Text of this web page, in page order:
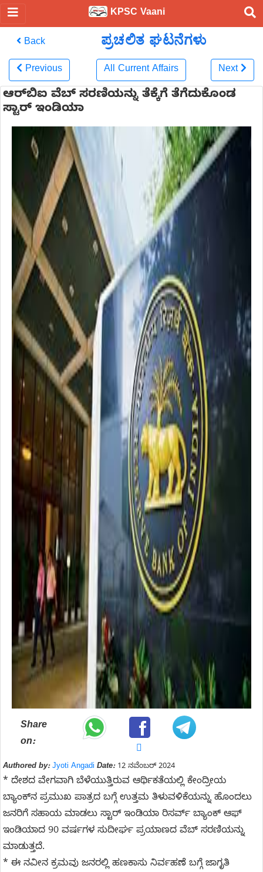
KPSC Vaani
Back ಪ್ರಚಲಿತ ಘಟನೆಗಳು
Previous All Current Affairs Next
ಆರ್‌ಬಿಐ ವೆಬ್ ಸರಣಿಯನ್ನು ತೆಕ್ಕೆಗೆ ತೆಗೆದುಕೊಂಡ
ಸ್ಟಾರ್ ಇಂಡಿಯಾ
Share
on:
Authored by: Jyoti Angadi Date:12 ನವೆಂಬರ್ 2024
* ದೇಶದ ವೇಗವಾಗಿ ಬೆಳೆಯುತ್ತಿರುವ ಆರ್ಥಿಕತೆಯಲ್ಲಿ ಕೇಂದ್ರೀಯ
ಬ್ಯಾಂಕ್‌ನ ಪ್ರಮುಖ ಪಾತ್ರದ ಬಗ್ಗೆ ಉತ್ತಮ ತಿಳುವಳಿಕೆಯನ್ನು ಹೊಂದಲು
ಜನರಿಗೆ ಸಹಾಯ ಮಾಡಲು ಸ್ಟಾರ್ ಇಂಡಿಯಾ ರಿಸರ್ವ್ ಬ್ಯಾಂಕ್ ಆಫ್
ಇಂಡಿಯಾದ 90 ವರ್ಷಗಳ ಸುದೀರ್ಘ ಪ್ರಯಾಣದ ವೆಬ್ ಸರಣಿಯನ್ನು
ಮಾಡುತ್ತದೆ.
* ಈ ನವೀನ ಕ್ರಮವು ಜನರಲ್ಲಿ ಹಣಕಾಸು ನಿರ್ವಹಣೆ ಬಗ್ಗೆ ಜಾಗೃತಿ